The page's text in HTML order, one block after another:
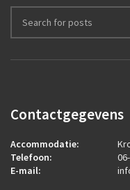
Contactgegevens
Accommodatie:
Telefoon:
E-mail: